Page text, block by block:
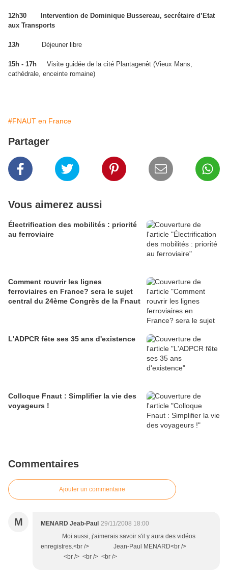
12h30 Intervention de Dominique Bussereau, secrétaire d’Etat
aux Transports
13h Déjeuner libre
15h - 17h Visite guidée de la cité Plantagenêt (Vieux Mans,
cathédrale, enceinte romaine)
#FNAUT en France
Partager
Vous aimerez aussi
Électrification des mobilités : priorité
au ferroviaire
Comment rouvrir les lignes
ferroviaires en France? sera le sujet
central du 24ème Congrès de la Fnaut
L'ADPCR fête ses 35 ans d'existence
Colloque Fnaut : Simplifier la vie des
voyageurs !
Commentaires
Ajouter un commentaire
M MENARD Jeab-Paul 29/11/2008 18:00
Moi aussi, j'aimerais savoir s'il y aura des vidéos
enregistres.<br /> Jean-Paul MENARD<br />
<br /> <br /> <br />